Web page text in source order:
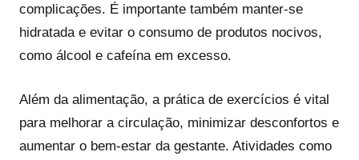
complicações. É importante também manter-se
hidratada e evitar o consumo de produtos nocivos,
como álcool e cafeína em excesso.
Além da alimentação, a prática de exercícios é vital
para melhorar a circulação, minimizar desconfortos e
aumentar o bem-estar da gestante. Atividades como